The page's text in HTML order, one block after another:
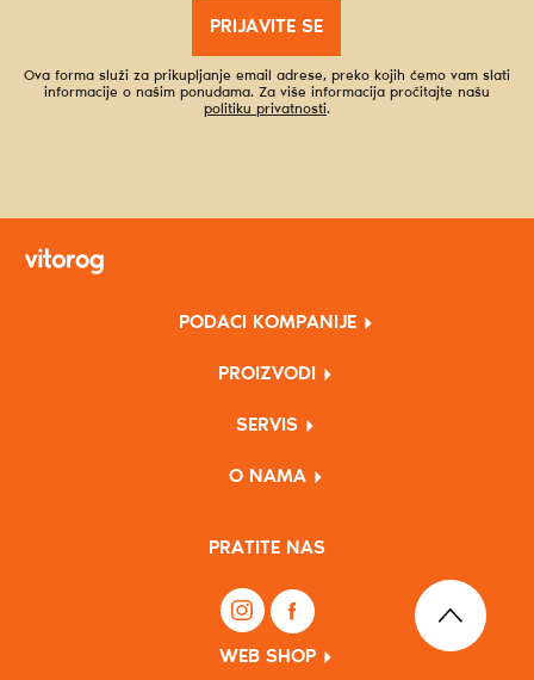
PRIJAVITE SE
Ova forma služi za prikupljanje email adrese, preko kojih ćemo vam slati
informacije o našim ponudama. Za više informacija pročitajte našu
politiku privatnosti.
PODACI KOMPANIJE
PROIZVODI
SERVIS
O NAMA
PRATITE NAS
WEB SHOP